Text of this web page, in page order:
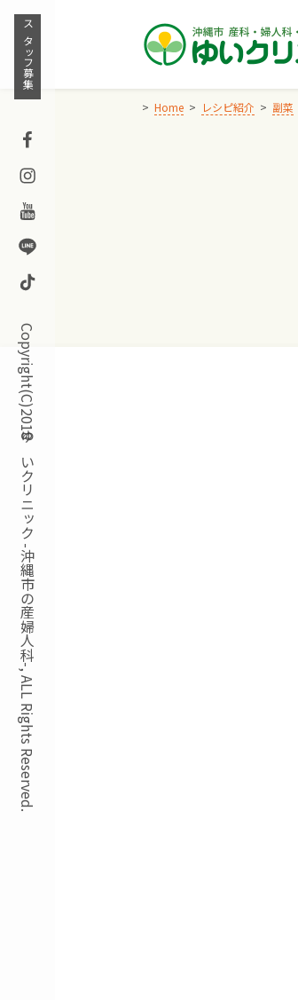
Skip
content
スタッフ募集
Facebook
Instagram
Youtube
Line
TikTok
Copyright(C)2018ゆいクリニック -沖縄市の産婦人科-, ALL Rights Reserved.
Home レシピ紹介 副菜